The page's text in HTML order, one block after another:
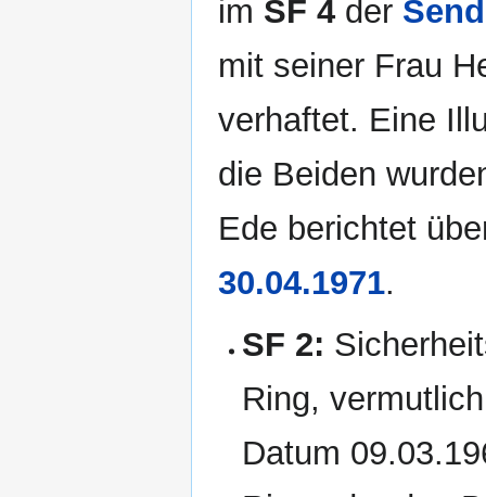
im SF 4 der
mit seiner Frau
verhaftet. Eine
die Beiden
Ede berichtet
30.04.1971.
SF 2:
Ring,
Datum